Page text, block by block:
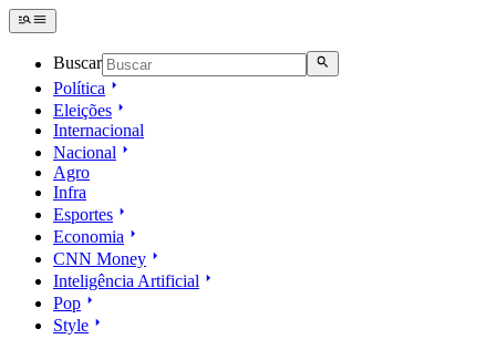
Buscar
Política
Eleições
Internacional
Nacional
Agro
Infra
Esportes
Economia
CNN Money
Inteligência Artificial
Pop
Style